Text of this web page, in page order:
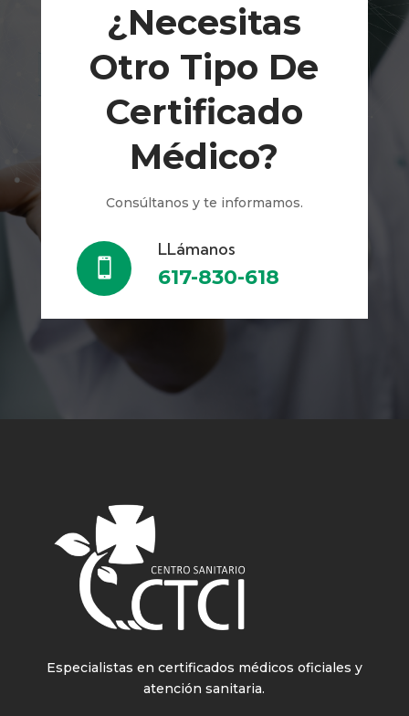
¿Necesitas
Otro Tipo De
Certificado
Médico?
Consúltanos y te informamos.

LLámanos
617-830-618
Especialistas en certificados médicos oficiales y
atención sanitaria.